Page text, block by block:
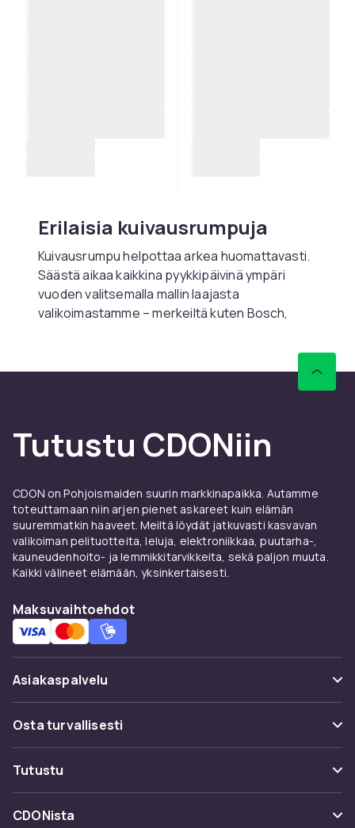
Erilaisia ​​kuivausrumpuja
Kuivausrumpu helpottaa arkea huomattavasti.
Säästä aikaa kaikkina pyykkipäivinä ympäri
vuoden valitsemalla mallin laajasta
valikoimastamme – merkeiltä kuten Bosch,
Kuivausrumpuja on kolmea päätyyppiä, jotka
toimivat hieman eri tavoin:
Kondenssikuivausrumpu kerää kaiken
kuivausprosessista syntyvän veden ja joko
astiaan, jonka vedät itse kuivausrummusta ja
tyhjennät pesualtaaseen. Suuri etu on, että
tämäntyyppinen kuivausrumpu – sen lisäksi,
että se on erittäin energiatehokas – voidaan
sijoittaa suhteellisen vapaasti ilman, että se on
Poistoilmakuivausrumpu
ilmanvaihtoon ja vapauttaa siten haihtuneen
veden sitä kautta.
Lämpöpumppukuivausrumpu
Itse asiassa eräänlainen kondenssiivinen
kuivausrumpu. Ero on siinä, että
lämpöpumppukuivausrummut hyödyntävät
kuivauksen aikana muodostuvaa lämmintä
Tutustu CDONiin
CDON on Pohjoismaiden suurin markkinapaikka. Autamme
toteuttamaan niin arjen pienet askareet kuin elämän
suuremmatkin haaveet. Meiltä löydät jatkuvasti kasvavan
valikoiman pelituotteita, leluja, elektroniikkaa, puutarha-,
kauneudenhoito- ja lemmikkitarvikkeita, sekä paljon muuta.
Kaikki välineet elämään, yksinkertaisesti.
Maksuvaihtoehdot
Asiakaspalvelu
Usein kysyttyä (UKK)
Seuraa pakettia
Ota yhteyttä
Osta turvallisesti
Maksuvaihtoehdot
Toimitus
Tutustu
Kategoriat
CDONista